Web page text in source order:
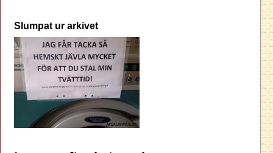
Slumpat ur arkivet